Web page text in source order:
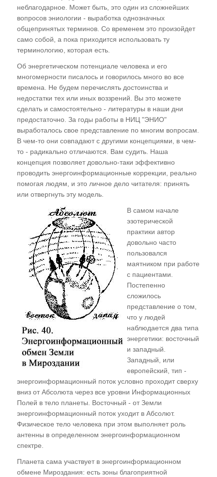
цивилизации
Для чего рождаются цивилизации? Где
скрывается антиматерия? "Спираль
Многомерности". Кто нас "вывернул
Многомерная иммунная система
Мироздания, или Почему нас не любят
"братья по разуму". Система Изъятия
Потенциала земной цивилизации и
Программа Внедрения.
ГЛАВА ТРЕТЬЯ
"Третий глаз", или Как видят ясновидящие
"Энергоинформационный каркас" человека.
Энергоинформационный поток и его
поляризация. Европейский и восточный
типы "энергетики". Энергоцентры и чакры.
"Восток - дело тонкое", или Почему
европейцу нельзя заниматься восточной
энергетикой
"Солярис" - эгрегориальная модель
ноосферы. Почему Америка обречена?
"Как мужик двух генералов накормил", или
Российская изобретательность
Почему Россия попала в кабалу? Выстрел из
будущего, или Откуда прилетел двуглавый
орел
ГЛАВА ЧЕТВЁРТАЯ
Понятие "Поле Событий".
Реинкарнационные циклы
Время как субъективная реальность. Время
ГЛАВА ПЯТАЯ
неблагодарное. Может быть, это один из сложнейших
вопросов эниологии - выработка однозначных
общепринятых терминов. Со временем это произойдет
само собой, а пока приходится использовать ту
терминологию, которая есть.
Об энергетическом потенциале человека и его
многомерности писалось и говорилось много во все
времена. Не будем перечислять достоинства и
недостатки тех или иных воззрений. Вы это можете
сделать и самостоятельно - литературы в наши дни
предостаточно. За годы работы в НИЦ "ЭНИО"
выработалось свое представление по многим вопросам.
В чем-то они совпадают с другими концепциями, в чем-
то - радикально отличаются. Вам судить. Наша
концепция позволяет довольно-таки эффективно
проводить энергоинформационные коррекции, реально
помогая людям, и это личное дело читателя: принять
или отвергнуть эту модель.
В самом начале
эзотерической
практики автор
довольно часто
пользовался
маятником при работе
с пациентами.
Постепенно
сложилось
представление о том,
что у людей
наблюдается два типа
энергетики: восточный
и западный.
Западный, или
европейский, тип -
энергоинформационный поток условно проходит сверху
вниз от Абсолюта через все уровни Информационных
Полей в тело планеты. Восточный - от Земли
энергоинформационный поток уходит в Абсолют.
Физическое тело человека при этом выполняет роль
антенны в определенном энергоинформационном
спектре.
Планета сама участвует в энергоинформационном
обмене Мироздания: есть зоны благоприятной